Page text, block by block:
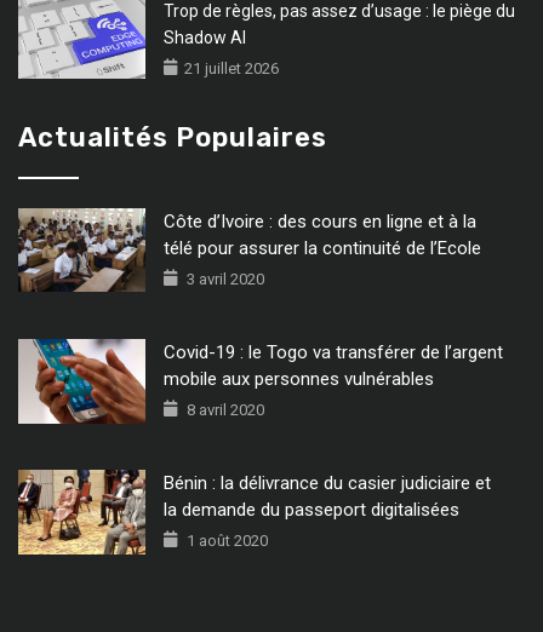
Trop de règles, pas assez d’usage : le piège du
Shadow AI
21 juillet 2026
Actualités Populaires
Côte d’Ivoire : des cours en ligne et à la
télé pour assurer la continuité de l’Ecole
3 avril 2020
Covid-19 : le Togo va transférer de l’argent
mobile aux personnes vulnérables
8 avril 2020
Bénin : la délivrance du casier judiciaire et
la demande du passeport digitalisées
1 août 2020